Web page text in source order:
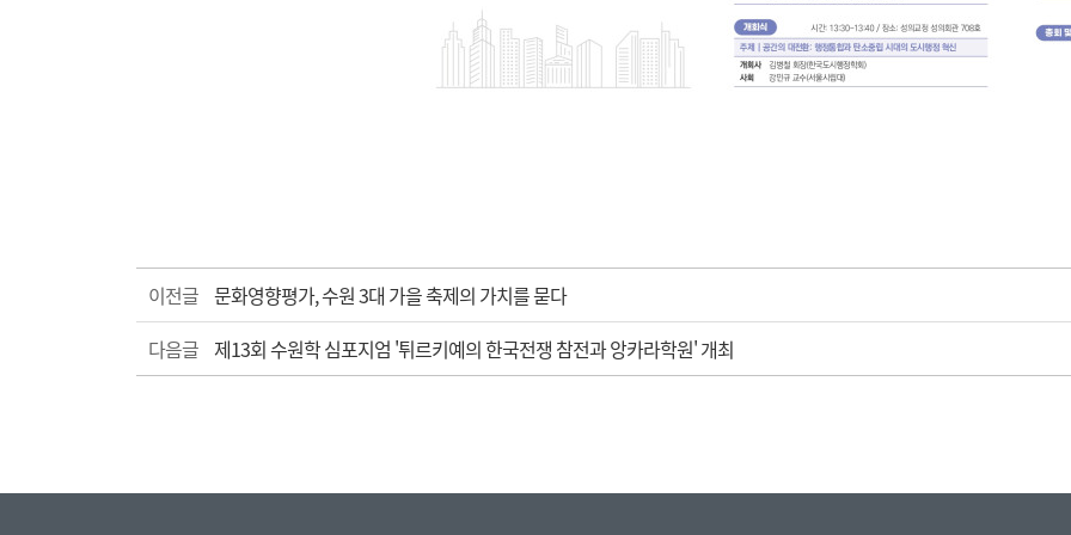
이전글 문화영향평가, 수원 3대 가을 축제의 가치를 묻다
다음글 제13회 수원학 심포지엄 '튀르키예의 한국전쟁 참전과 앙카라학원' 개최